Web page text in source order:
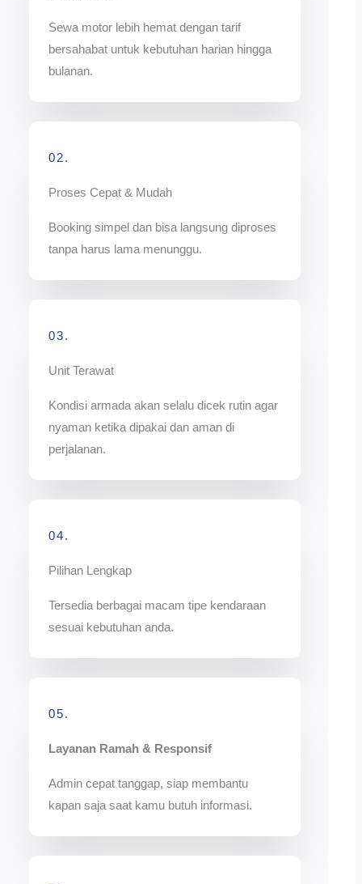
Sewa motor lebih hemat dengan tarif
bersahabat untuk kebutuhan harian hingga
bulanan.
02.
Proses Cepat & Mudah
Booking simpel dan bisa langsung diproses
tanpa harus lama menunggu.
03.
Unit Terawat
Kondisi armada akan selalu dicek rutin agar
nyaman ketika dipakai dan aman di
perjalanan.
04.
Pilihan Lengkap
Tersedia berbagai macam tipe kendaraan
sesuai kebutuhan anda.
05.
Layanan Ramah & Responsif
Admin cepat tanggap, siap membantu
kapan saja saat kamu butuh informasi.